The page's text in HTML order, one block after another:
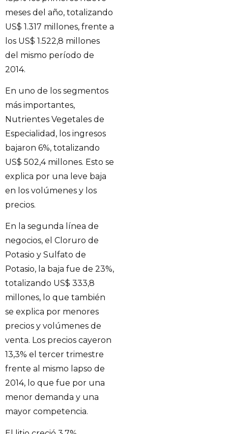
meses del año, totalizando
US$ 1.317 millones, frente a
los US$ 1.522,8 millones
del mismo período de
2014.
En uno de los segmentos
más importantes,
Nutrientes Vegetales de
Especialidad, los ingresos
bajaron 6%, totalizando
US$ 502,4 millones. Esto se
explica por una leve baja
en los volúmenes y los
precios.
En la segunda línea de
negocios, el Cloruro de
Potasio y Sulfato de
Potasio, la baja fue de 23%,
totalizando US$ 333,8
millones, lo que también
se explica por menores
precios y volúmenes de
venta. Los precios cayeron
13,3% el tercer trimestre
frente al mismo lapso de
2014, lo que fue por una
menor demanda y una
mayor competencia.